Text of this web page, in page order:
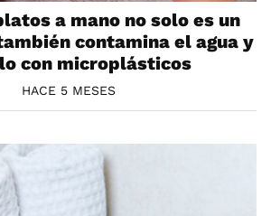
a mano no solo es un
contamina el agua y
con microplásticos
HACE 5 MESES